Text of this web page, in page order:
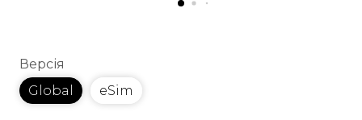
Версія
Global
eSim